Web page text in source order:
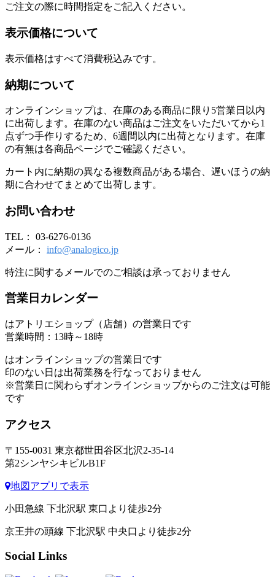
ご注文の際に時間指定をご記入ください。
表示価格について
表示価格はすべて消費税込みです。
納期について
オンラインショップは、在庫のある商品に限り5営業日以内
に出荷します。在庫のない商品はご注文をいただいてから1
点ずつ手作りするため、6週間以内に出荷となります。在庫
の有無は各商品ページでご確認ください。
カート内に納期の異なる複数商品がある場合、遅いほうの納
期に合わせてまとめて出荷します。
お問い合わせ
TEL： 03-6276-0136
メール： info@analogico.jp
特注に関するメールでのご相談は承っておりません
営業日カレンダー
はアトリエショップ（店舗）の営業日です
営業時間：13時～18時
はオンラインショップの営業日です
印のない日は出荷業務を行なっておりません
※営業日に関わらずオンラインショップからのご注文は可能
です
アクセス
〒155-0031 東京都世田谷区北沢2-35-14
第2シンヤシキビルB1F
地図アプリで表示
小田急線 下北沢駅 東口より徒歩2分
京王井の頭線 下北沢駅 中央口より徒歩2分
Social Links